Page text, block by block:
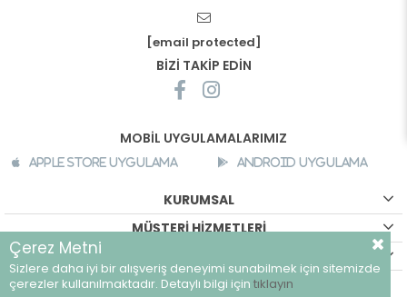
[email protected]
BİZİ TAKİP EDİN
MOBİL UYGULAMALARIMIZ
Apple Store Uygulama Android Uygulama
KURUMSAL
MÜŞTERİ HİZMETLERİ
©breeze.com.tr - Tüm hakları saklıdır.
Çerez Metni
Sizlere daha iyi bir alışveriş deneyimi sunabilmek için sitemizde
çerezler kullanılmaktadır. Detaylı bilgi için tıklayın